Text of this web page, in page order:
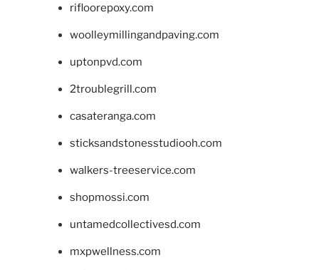
rifloorepoxy.com
woolleymillingandpaving.com
uptonpvd.com
2troublegrill.com
casateranga.com
sticksandstonesstudiooh.com
walkers-treeservice.com
shopmossi.com
untamedcollectivesd.com
mxpwellness.com